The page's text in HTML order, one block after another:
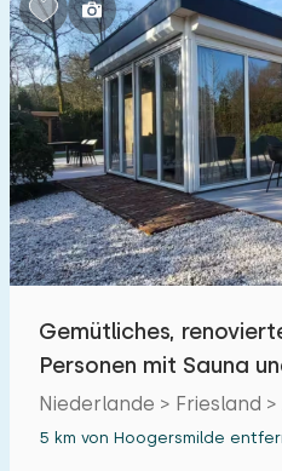
Gemütliches,
Personen mit Sauna
im Wald
Niederlande > Friesland
5 km von Hoogersmilde